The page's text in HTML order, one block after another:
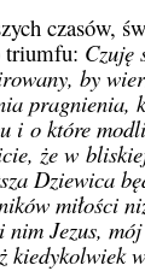
czasów,
triumfu: Czuję
by
pragnienia,
i o które
że w
Dziewica
miłości
nim Jezus,
kiedykolwiek